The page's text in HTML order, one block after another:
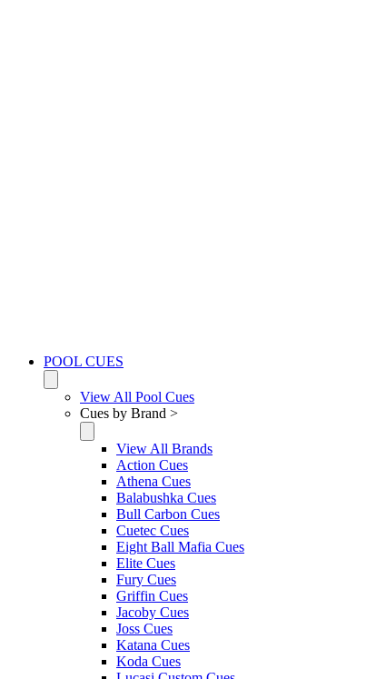
POOL CUES
View All Pool Cues
Cues by Brand >
View All Brands
Action Cues
Athena Cues
Balabushka Cues
Bull Carbon Cues
Cuetec Cues
Eight Ball Mafia Cues
Elite Cues
Fury Cues
Griffin Cues
Jacoby Cues
Joss Cues
Katana Cues
Koda Cues